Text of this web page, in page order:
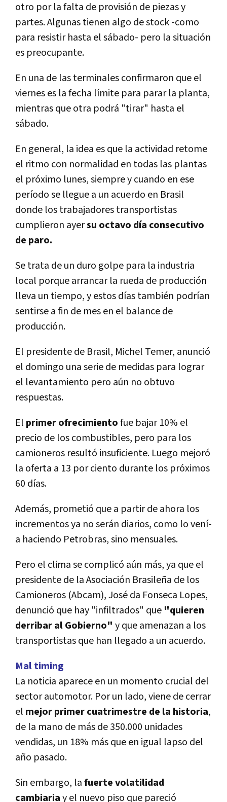
otro por la falta de provisión de piezas y
partes. Algunas tienen algo de stock -como
para resistir hasta el sábado- pero la situación
es preocupante.
En una de las terminales confirmaron que el
viernes es la fecha lí­mite para parar la planta,
mientras que otra podrá "tirar" hasta el
sábado.
En general, la idea es que la actividad retome
el ritmo con normalidad en todas las plantas
el próximo lunes, siempre y cuando en ese
perí­odo se llegue a un acuerdo en Brasil
donde los trabajadores transportistas
cumplieron ayersu octavo dí­a consecutivo
de paro.
Se trata de un duro golpe para la industria
local porque arrancar la rueda de producción
lleva un tiempo, y estos dí­as también podrí­an
sentirse a fin de mes en el balance de
producción.
El presidente de Brasil, Michel Temer, anunció
el domingo una serie de medidas para lograr
el levantamiento pero aún no obtuvo
respuestas.
El primer ofrecimientofue bajar 10% el
precio de los combustibles, pero para los
camioneros resultó insuficiente. Luego mejoró
la oferta a 13 por ciento durante los próximos
60 dí­as.
Además, prometió que a partir de ahora los
incrementos ya no serán diarios, como lo vení­
a haciendo Petrobras, sino mensuales.
Pero el clima se complicó aún más, ya que el
presidente de la Asociación Brasileña de los
Camioneros (Abcam), José da Fonseca Lopes,
denunció que hay "infiltrados" que "quieren
derribar al Gobierno" y que amenazan a los
transportistas que han llegado a un acuerdo.
Mal timing
La noticia aparece en un momento crucial del
sector automotor. Por un lado, viene de cerrar
el mejor primer cuatrimestre de la historia,
de la mano de más de 350.000 unidades
vendidas, un 18% más que en igual lapso del
año pasado.
Sin embargo, lafuerte volatilidad
cambiariay el nuevo piso que pareció